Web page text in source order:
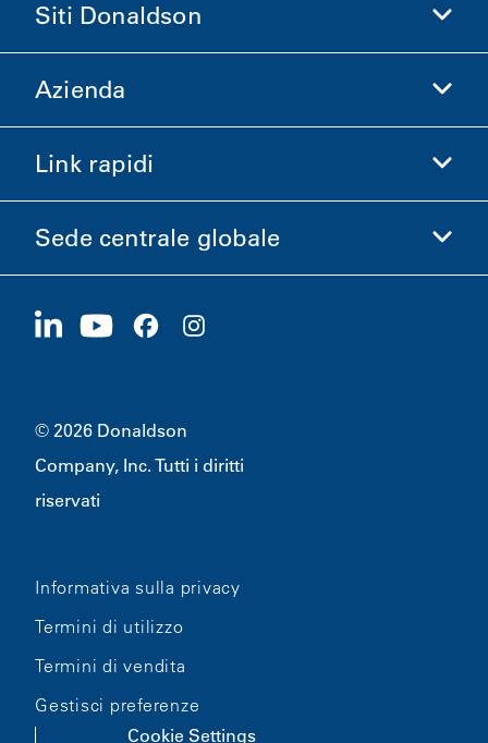
Siti Donaldson
Donaldson Life Sciences
Azienda
Informazioni aziendali
Carriere
Link rapidi
Investitori
Sostenibilità
Sede centrale globale
1400 W 94th Street
© 2026 Donaldson
Company, Inc. Tutti i diritti
riservati
Informativa sulla privacy
Termini di utilizzo
Termini di vendita
Gestisci preferenze
Cookie Settings